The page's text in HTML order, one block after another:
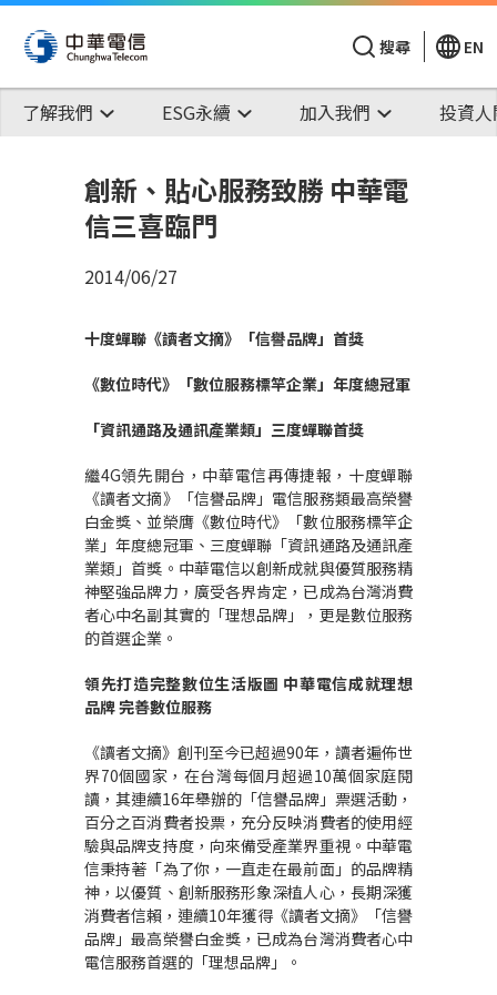
搜尋 EN
了解我們 ESG永續 加入我們 投資
創新、貼心服務致勝 中華電
信三喜臨門
2014/06/27
十度蟬聯《讀者文摘》「信譽品牌」首獎
《數位時代》「數位服務標竿企業」年度總冠軍
「資訊通路及通訊產業類」三度蟬聯首獎
繼4G領先開台，中華電信再傳捷報，十度蟬聯
《讀者文摘》「信譽品牌」電信服務類最高榮譽
白金獎、並榮膺《數位時代》「數位服務標竿企
業」年度總冠軍、三度蟬聯「資訊通路及通訊產
業類」首獎。中華電信以創新成就與優質服務精
神堅強品牌力，廣受各界肯定，已成為台灣消費
者心中名副其實的「理想品牌」，更是數位服務
的首選企業。
領先打造完整數位生活版圖 中華電信成就理想
品牌完善數位服務
《讀者文摘》創刊至今已超過90年，讀者遍佈世
界70個國家，在台灣每個月超過10萬個家庭閱
讀，其連續16年舉辦的「信譽品牌」票選活動，
百分之百消費者投票，充分反映消費者的使用經
驗與品牌支持度，向來備受產業界重視。中華電
信秉持著「為了你，一直走在最前面」的品牌精
神，以優質、創新服務形象深植人心，長期深獲
消費者信賴，連續10年獲得《讀者文摘》「信譽
品牌」最高榮譽白金獎，已成為台灣消費者心中
電信服務首選的「理想品牌」。